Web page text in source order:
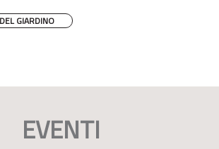
GIARDINO
EVENTI